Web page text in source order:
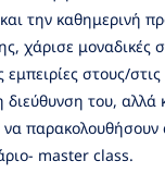
την καθημερινή
χάρισε μοναδικές
στους/
διεύθυνση του, αλλά
να
master class.